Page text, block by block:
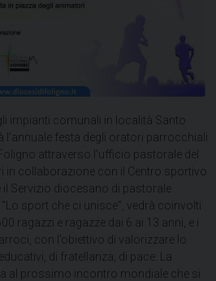
impianti comunali in località Santo
l’annuale festa degli oratori parrocchiali
attraverso l’ufficio pastorale del
in collaborazione con il Centro sportivo
Servizio diocesano di pastorale
sport che ci unisce”, vedrà coinvolti
ragazzi e ragazze dai 6 ai 13 anni, e i
con l’obiettivo di valorizzare lo
di fratellanza, di pace. La
al prossimo incontro mondiale che si